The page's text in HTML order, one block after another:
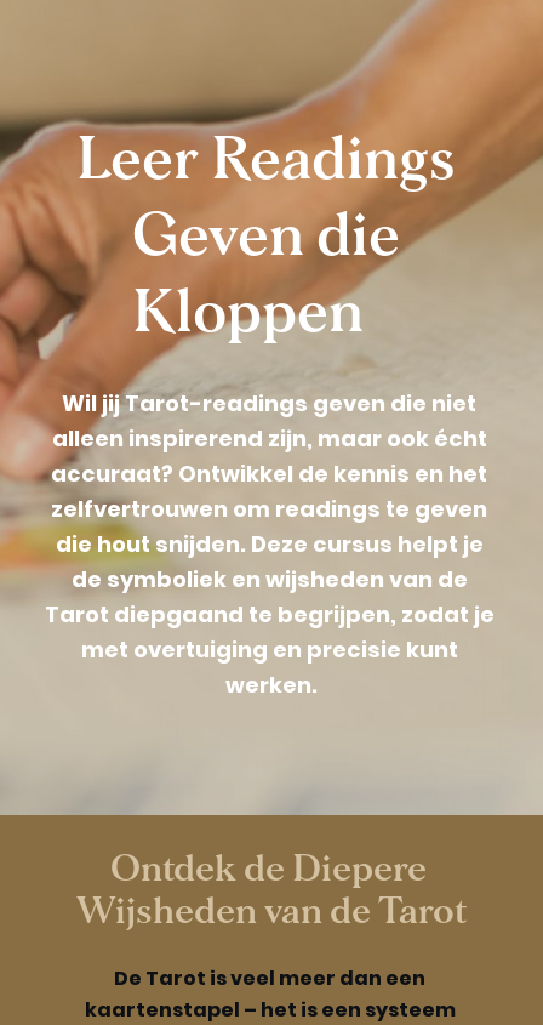
Leer Readings
Geven die
Kloppen
Wil jij Tarot-readings geven die niet
alleen inspirerend zijn, maar ook écht
accuraat? Ontwikkel de kennis en het
zelfvertrouwen om readings te geven
die hout snijden. Deze cursus helpt je
de symboliek en wijsheden van de
Tarot diepgaand te begrijpen, zodat je
met overtuiging en precisie kunt
werken.
Ontdek de Diepere
Wijsheden van de Tarot
De Tarot is veel meer dan een
kaartenstapel – het is een systeem